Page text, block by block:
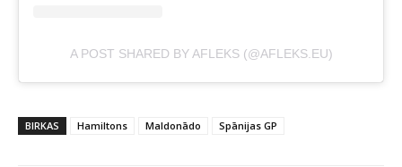
A POST SHARED BY AFLEKS (@AFLEKS.EU)
BIRKAS Hamiltons Maldonādo Spānijas GP